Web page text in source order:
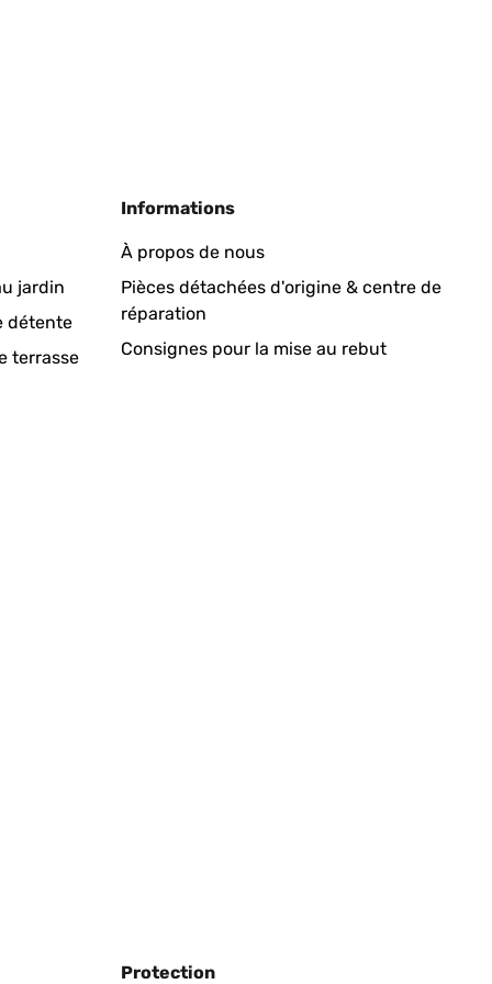
hab dann denselben eine Nummer
jardin
détente
terrasse
Informations
À propos de nous
Pièces détachées d'origine & centre de
réparation
Consignes pour la mise au rebut
Protection